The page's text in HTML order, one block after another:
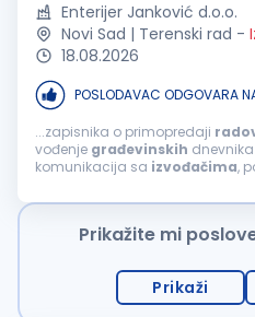
Enterijer Janković d.o.o.
Novi Sad | Terenski rad -
18.08.2026
POSLODAVAC ODGOVARA
...zapisnika o primopredaji
vođenje građevinskih
komunikacija sa izvođačima,
bezbednosti i zaštite na radu na
Prikažite mi
Prikaži